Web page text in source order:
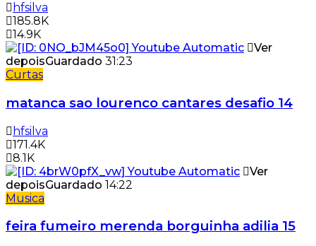
hfsilva
185.8K
14.9K
Ver
depoisGuardado 31:23
Curtas
matanca sao lourenco cantares desafio 14
hfsilva
171.4K
8.1K
Ver
depoisGuardado 14:22
Musica
feira fumeiro merenda borguinha adilia 15